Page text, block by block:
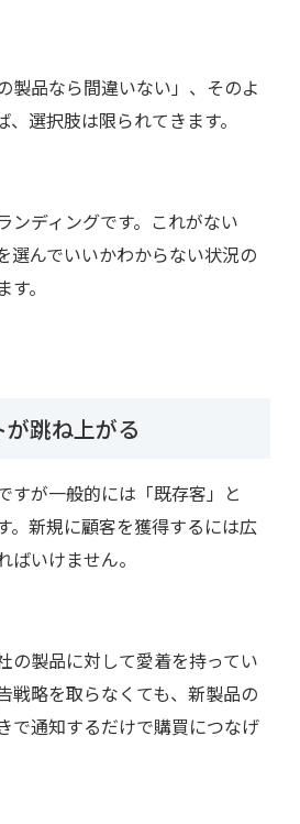
製品なら間違いない」、そのよ
選択肢は限られてきます。
ンディングです。これがない
選んでいいかわからない状況の
。
跳ね上がる
すが一般的には「既存客」と
。新規に顧客を獲得するには広
ばいけません。
の製品に対して愛着を持ってい
戦略を取らなくても、新製品の
で通知するだけで購買につなげ